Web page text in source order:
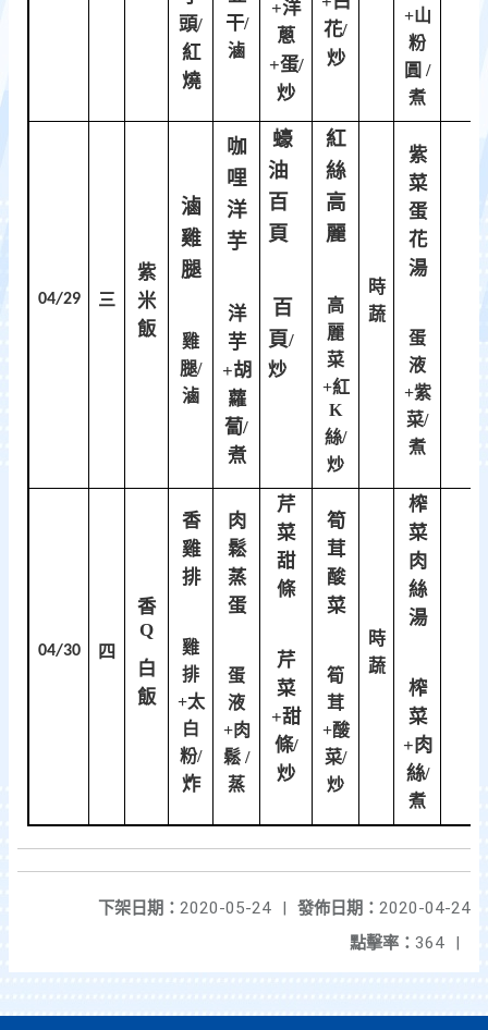
頭/
紅
燒
干/
滷
+洋
蔥
+蛋/
炒
花/
炒
+山
粉
圓 /
煮
04/29 三
紫
米
飯
滷
雞
腿
雞
腿/
滷
咖
哩
洋
芋
洋
芋
+胡
蘿
蔔/
煮
蠔
油
百
頁
百
頁/
炒
紅
絲
高
麗
高
麗
菜
+紅
K
絲/
炒
時
蔬
紫
菜
蛋
花
湯
蛋
液
+紫
菜/
煮
04/30 四
香
Q
白
飯
香
雞
排
雞
排
+太
白
粉/
炸
肉
鬆
蒸
蛋
蛋
液
+肉
鬆 /
蒸
芹
菜
甜
條
芹
菜
+甜
條/
炒
筍
茸
酸
菜
筍
茸
+酸
菜/
炒
時
蔬
榨
菜
肉
絲
湯
榨
菜
+肉
絲/
煮
發佈日期： 2020-04-24
下架日期： 2020-05-24
|
點擊率： 364 |